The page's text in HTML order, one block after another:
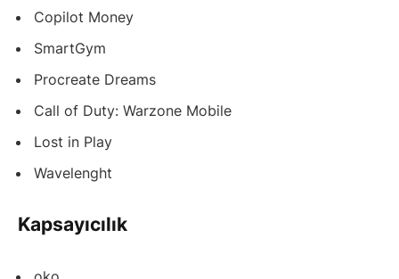
Copilot Money
SmartGym
Procreate Dreams
Call of Duty: Warzone Mobile
Lost in Play
Wavelenght
Kapsayıcılık